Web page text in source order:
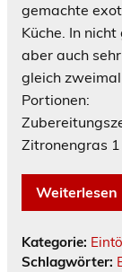
gemachte
Küche. In
aber auch
gleich
Zitronengras
Weiterlesen
Kategorie:
Schlagwörter: